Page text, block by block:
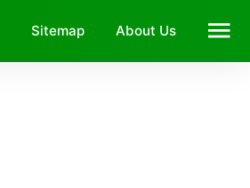
Sitemap About Us